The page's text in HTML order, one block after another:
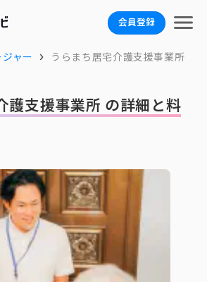
会員登録
ャー うらまち居宅介護支援事業所
護支援事業所 の詳細と料